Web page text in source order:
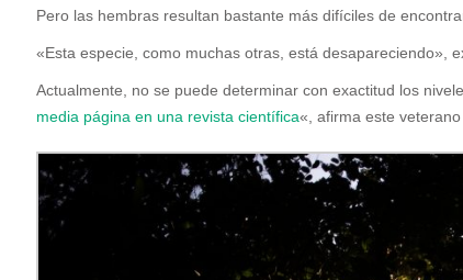
Pero las hembras resultan bastante más difíciles de
«Esta especie, como muchas otras, está desapareciendo»,
Actualmente, no se puede determinar con exactitud los
media página en una revista científica«, afirma este veterano